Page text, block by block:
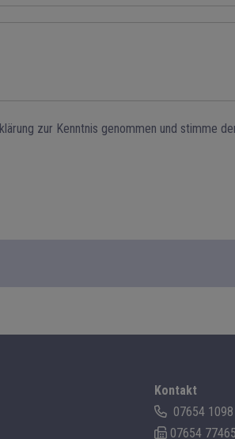
zur Kenntnis genommen und stimme
Kontakt
07654 1098
07654 77465